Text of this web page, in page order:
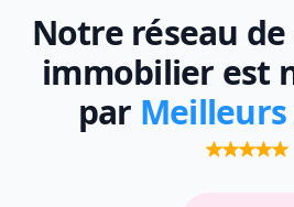
Notre réseau
immobilier est
par